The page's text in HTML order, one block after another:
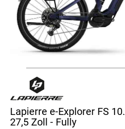
Lapierre e-Explorer FS
27,5 Zoll - Fully